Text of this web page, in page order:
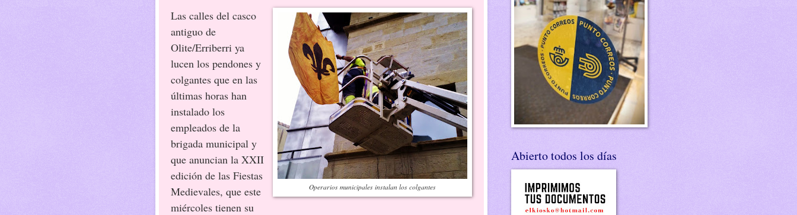
Operarios municipales instalan los colgantes
Las calles del casco
antiguo de
Olite/Erriberri ya
lucen los pendones y
colgantes que en las
últimas horas han
instalado los
empleados de la
brigada municipal y
que anuncian la XXII
edición de las Fiestas
Medievales, que este
miércoles tienen su
Abierto todos los días